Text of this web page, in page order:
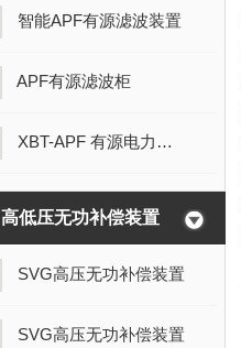
智能APF有源滤波装置
APF有源滤波柜
XBT-APF 有源电力滤波器
高低压无功补偿装置
SVG高压无功补偿装置
SVG高压无功补偿装置